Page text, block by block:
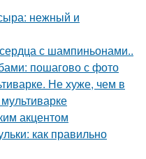
нежный и
с шампиньонами..
пошагово с фото
Не хуже, чем в
акцентом
как правильно